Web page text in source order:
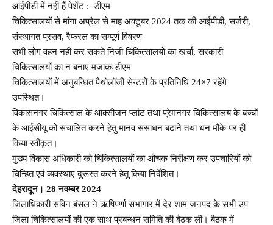
आईपीडी में नही हैं पेशेंट : डीएम
चिकित्सालयों से मांगा अप्रैल से माह अक्टूबर 2024 तक की आईपीडी, सर्जरी,
संस्थागत प्रसव, रैफरल का सम्पूर्ण विवरण
सभी लोग वहन नही कर सकते निजी चिकित्सालयों का खर्चा, सरकारी
चिकित्सालयों का न बनाएं मजाकःडीएम
चिकित्सालयों में अनुबन्धित पैथोलॉजी सेन्टरों के प्रतिनिधि 24×7 रहेंगे
उपस्थित।
विकासनगर चिकित्साल के आक्सीजन प्लांट तथा प्रेमनगर चिकित्सालय के बच्चों
के आईसीयू को संचालित करने हेतु मानव संसाधन बढाने तथा धन मौके पर ही
किया स्वीकृत।
मुख्य विकास अधिकारी को चिकित्सालयों का औचक निरीक्षण कर उपचारियों को
चिन्हित एवं व्यवस्थाएं दुरूस्त करने हेतु किया निर्देशित।
देहरादून। 28 नवम्बर 2024
जिलाधिकारी सविन बंसल ने ऋषिपर्णा सभागार में देर शाम जनपद के सभी उप
जिला चिकित्सालयों की एक साथ प्रबन्धन समिति की बैठक ली। बैठक में